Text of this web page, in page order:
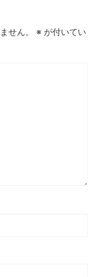
せん。 ※ が付いてい